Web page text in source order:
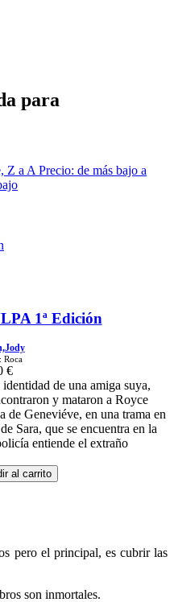
para
Z a A Precio: de más bajo a
1ª Edición
: Roca
€
de una amiga suya,
y mataron a Royce
de Geneviéve, en una trama en
Sara, que se encuentra en la
entiende el extraño
al carrito
pero el principal, es cubrir las
son inmortales.